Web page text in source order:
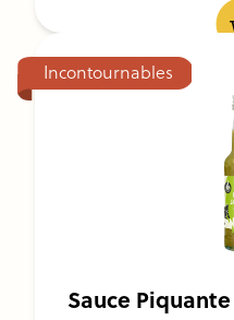
Incontournables
Sauce